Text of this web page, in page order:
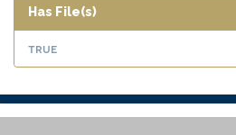
Has File(s)
true